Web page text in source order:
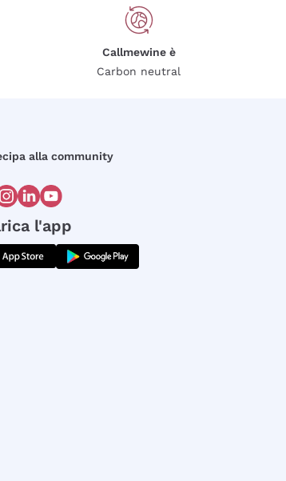
Callmewine è
Carbon neutral
alla community
l'app